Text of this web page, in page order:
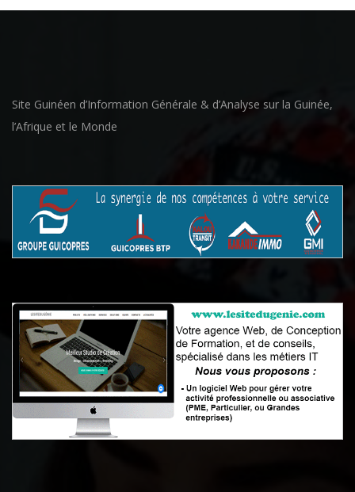
Site Guinéen d’Information Générale & d’Analyse sur la Guinée,
l’Afrique et le Monde